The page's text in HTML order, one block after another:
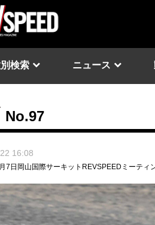
検索 ニュース
No.97
16:08
7日岡山国際サーキットREVSPEEDミーティ